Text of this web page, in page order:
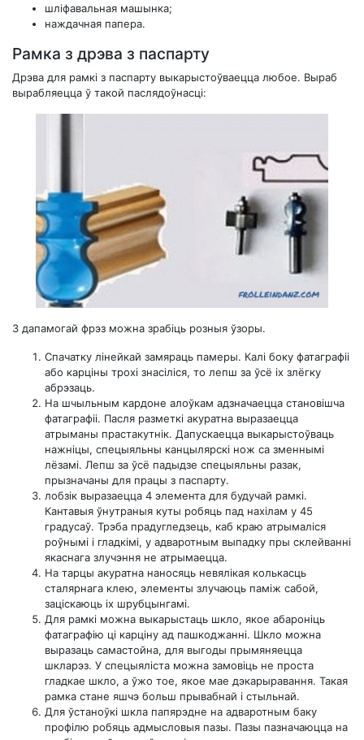
шліфавальная машынка;
наждачная папера.
Рамка з дрэва з паспарту
Дрэва для рамкі з паспарту выкарыстоўваецца любое. Выраб
вырабляецца ў такой паслядоўнасці:
З дапамогай фрэз можна зрабіць розныя ўзоры.
Спачатку лінейкай замяраць памеры. Калі боку фатаграфіі
або карціны трохі знасіліся, то лепш за ўсё іх злёгку
абрэзаць.
На шчыльным кардоне алоўкам адзначаецца становішча
фатаграфіі. Пасля разметкі акуратна выразаецца
атрыманы прастакутнік. Дапускаецца выкарыстоўваць
нажніцы, спецыяльны канцылярскі нож са зменнымі
лёзамі. Лепш за ўсё падыдзе спецыяльны разак,
прызначаны для працы з паспарту.
лобзік выразаецца 4 элемента для будучай рамкі.
Кантавыя ўнутраныя куты робяць пад нахілам у 45
градусаў. Трэба прадугледзець, каб краю атрымаліся
роўнымі і гладкімі, у адваротным выпадку пры склейванні
якаснага злучэння не атрымаецца.
На тарцы акуратна наносяць невялікая колькасць
сталярнага клею, элементы злучаюць паміж сабой,
заціскаюць іх шрубцынгамі.
Для рамкі можна выкарыстаць шкло, якое абароніць
фатаграфію ці карціну ад пашкоджанні. Шкло можна
выразаць самастойна, для выгоды прымяняецца
шкларэз. У спецыяліста можна замовіць не проста
гладкае шкло, а ўжо тое, якое мае дэкарыравання. Такая
рамка стане яшчэ больш прывабнай і стыльнай.
Для ўстаноўкі шкла папярэдне на адваротным баку
профілю робяць адмысловыя пазы. Пазы пазначаюцца на